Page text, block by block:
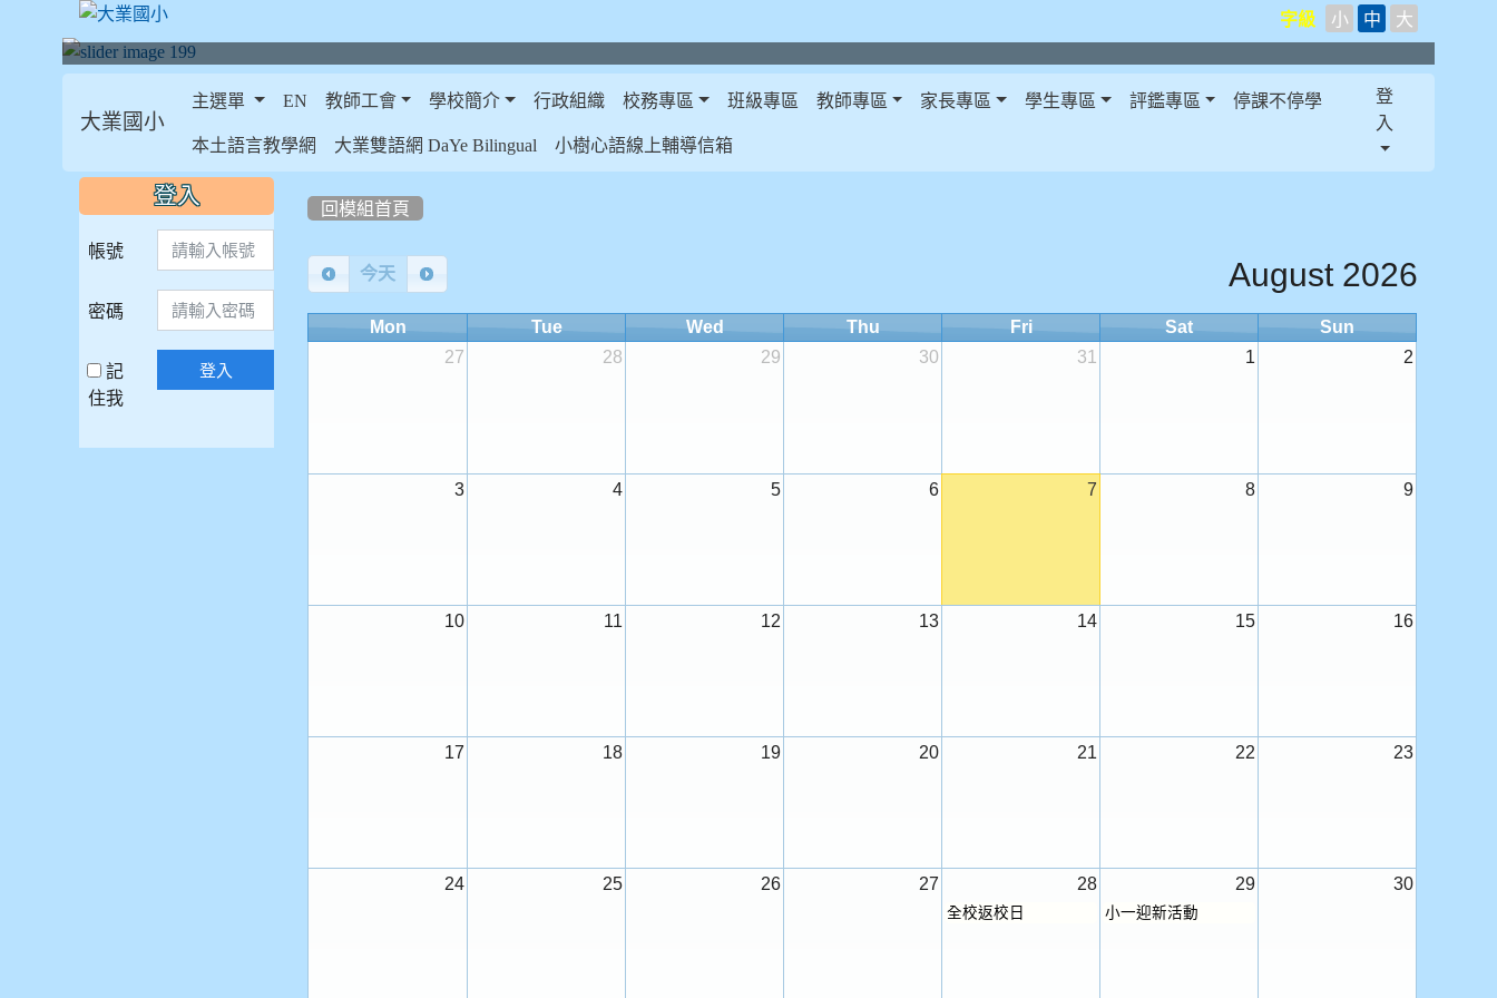
字級 小 中 大
大業國小
主選單 EN 教師工會 學校簡介 行政組織 校務專區 班級專區 教師專區 家長專區 學生專區 評鑑專區 停課不停學
本土語言教學網 大業雙語網 DaYe Bilingual 小樹心語線上輔導信箱
登
入
回模組首頁
今天 August 2026
Mon Tue Wed Thu Fri Sat
Sun
27
28 29 30 31 1 2
3 4 5 6 7 8 9
10 11 12 13 14 15 16
17 18 19 20 21 22 23
24 25 26 27 28 29 30
全校返校日 小一迎新活動
::: 登入
帳號
密碼
記
住我
登入